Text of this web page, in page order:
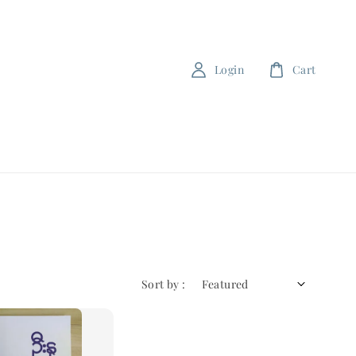
Login Cart
Sort by :